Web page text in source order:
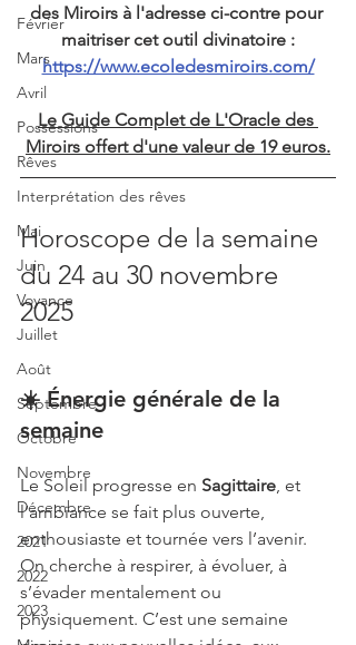
Février
Mars
Avril
Possessions
Rêves
Interprétation des rêves
Mai
Juin
Voyance
Juillet
Août
Septembre
Octobre
Novembre
Décembre
2021
2022
2023
des Miroirs à l'adresse ci-contre pour
maitriser cet outil divinatoire :
https://www.ecoledesmiroirs.com/
Le Guide Complet de L'Oracle des
Miroirs offert d'une valeur de 19 euros.
Horoscope de la semaine
du 24 au 30 novembre
2025
☀️ Énergie générale de la
semaine
Le Soleil progresse en Sagittaire, et
l’ambiance se fait plus ouverte,
enthousiaste et tournée vers l’avenir.
On cherche à respirer, à évoluer, à
s’évader mentalement ou
physiquement. C’est une semaine